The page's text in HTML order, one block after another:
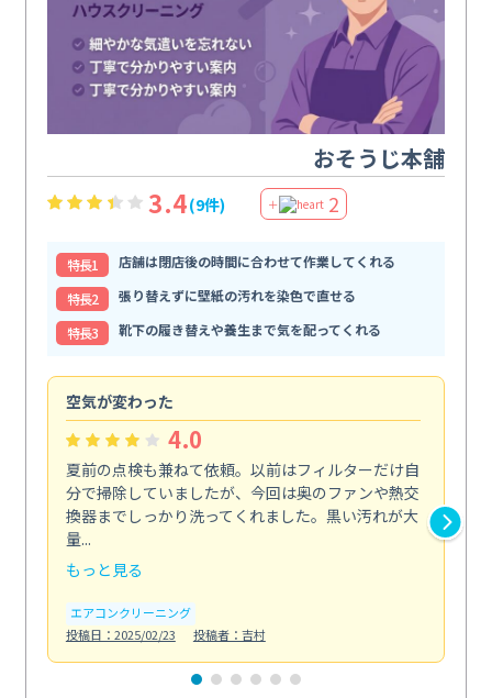
おそうじ本舗
3.4(9件) ＋ 2
特⻑1
店舗は閉店後の時間に合わせて作業してくれる
特⻑2
張り替えずに壁紙の汚れを染色で直せる
特⻑3
靴下の履き替えや養生まで気を配ってくれる
空気が変わった
4.0
夏前の点検も兼ねて依頼。以前はフィルターだけ自
分で掃除していましたが、今回は奥のファンや熱交
換器までしっかり洗ってくれました。黒い汚れが大
量...
もっと見る
エアコンクリーニング
投稿日：2025/02/23
投稿者：吉村